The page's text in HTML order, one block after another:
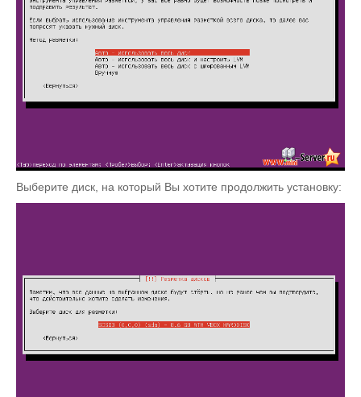
Выберите диск, на который Вы хотите продолжить установку: